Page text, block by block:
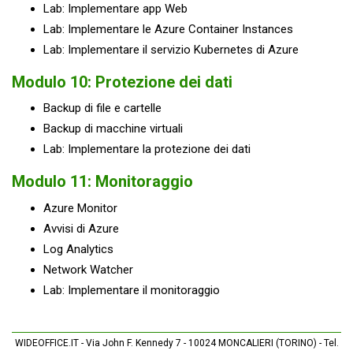
Lab: Implementare app Web
Lab: Implementare le Azure Container Instances
Lab: Implementare il servizio Kubernetes di Azure
Modulo 10: Protezione dei dati
Backup di file e cartelle
Backup di macchine virtuali
Lab: Implementare la protezione dei dati
Modulo 11: Monitoraggio
Azure Monitor
Avvisi di Azure
Log Analytics
Network Watcher
Lab: Implementare il monitoraggio
WIDEOFFICE.IT - Via John F. Kennedy 7 - 10024 MONCALIERI (TORINO) - Tel.